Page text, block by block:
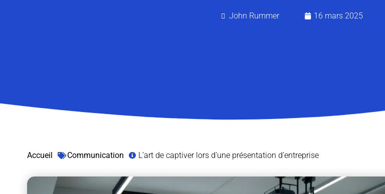
John Rummer 16 mars 2025
Accueil Communication L’art de captiver lors d’une présentation d’entreprise